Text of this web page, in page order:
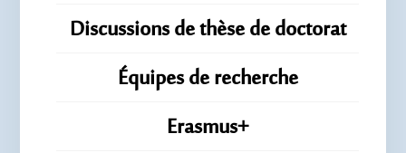
Discussions de thèse de doctorat
Équipes de recherche
Erasmus+